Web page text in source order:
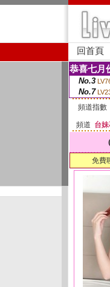
回首頁
恭喜七月
No.3
No.7
頻道指數
頻道 台
免費